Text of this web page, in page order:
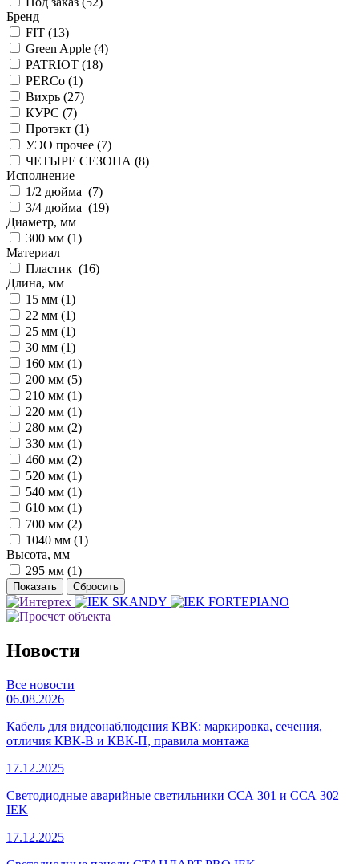
Бренд
FIT (13)
Green Apple (4)
PATRIOT (18)
PERCo (1)
Вихрь (27)
КУРС (7)
Протэкт (1)
УЭО прочее (7)
ЧЕТЫРЕ СЕЗОНА (8)
Исполнение
1/2 дюйма (7)
3/4 дюйма (19)
Диаметр, мм
300 мм (1)
Материал
Пластик (16)
Длина, мм
15 мм (1)
22 мм (1)
25 мм (1)
30 мм (1)
160 мм (1)
200 мм (5)
210 мм (1)
220 мм (1)
280 мм (2)
330 мм (1)
460 мм (2)
520 мм (1)
540 мм (1)
610 мм (1)
700 мм (2)
1040 мм (1)
Высота, мм
295 мм (1)
Новости
Все новости
06.08.2026
Кабель для видеонаблюдения КВК: маркировка, сечения,
отличия КВК-В и КВК-П, правила монтажа
17.12.2025
Светодиодные аварийные светильники ССА 301 и ССА 302
IEK
17.12.2025